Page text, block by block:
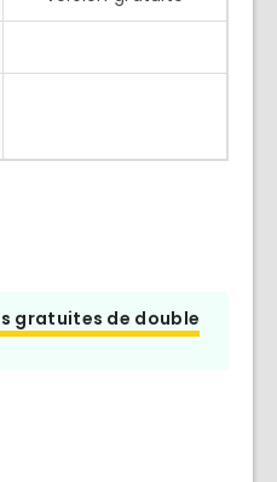
gratuites de double